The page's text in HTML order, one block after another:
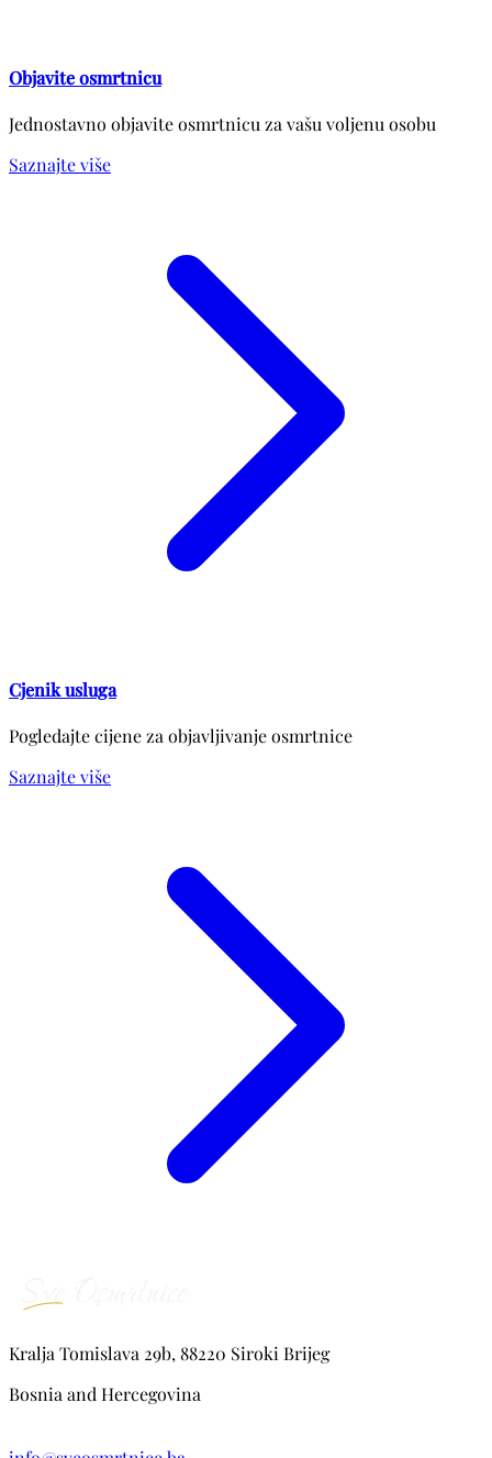
Objavite osmrtnicu
Jednostavno objavite osmrtnicu za vašu voljenu osobu
Saznajte više
Cjenik usluga
Pogledajte cijene za objavljivanje osmrtnice
Saznajte više
Kralja Tomislava 29b, 88220 Siroki Brijeg
Bosnia and Hercegovina